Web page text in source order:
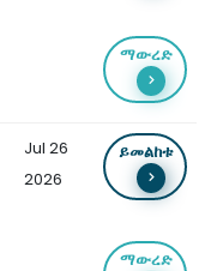
ማውረድ
Jul 26
2026
ይመልከቱ
ማውረድ